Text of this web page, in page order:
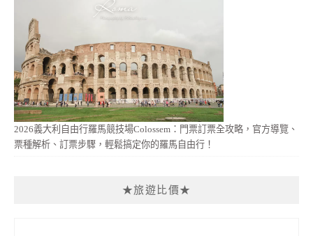
2026義大利自由行羅馬競技場Colossem：門票訂票全攻略，官方導覽、
票種解析、訂票步驟，輕鬆搞定你的羅馬自由行！
★旅遊比價★